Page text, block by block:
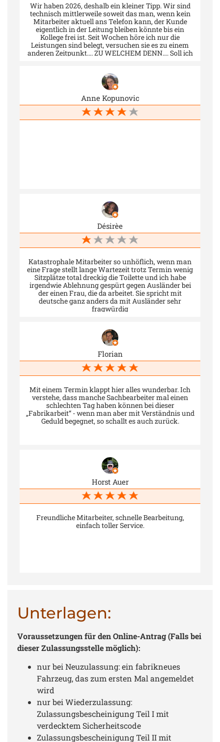
Wir haben 2026, deshalb ein kleiner Tipp. Wir sind
technisch mittlerweile soweit das man, wenn kein
Mitarbeiter aktuell ans Telefon kann, der Kunde
eigentlich in der Leitung bleiben könnte bis ein
Kollege frei ist. Seit Wochen höre ich nur die
Leistungen sind belegt, versuchen sie es zu einem
anderen Zeitpunkt…. ZU WELCHEM DENN…. Soll ich
NACHTRAG: auch schön zu sehen wie hier auf 5
Sterne Bewertungen reagiert wird, aber nicht auf die
schlechten.
Anne Kopunovic
Désirèe
Katastrophale Mitarbeiter so unhöflich, wenn man
eine Frage stellt lange Wartezeit trotz Termin wenig
Sitzplätze total dreckig die Toilette und ich habe
irgendwie Ablehnung gespürt gegen Ausländer bei
der einen Frau, die da arbeitet. Sie spricht mit
deutsche ganz anders da mit Ausländer sehr
fragwürdig
Florian
Mit einem Termin klappt hier alles wunderbar. Ich
verstehe, dass manche Sachbearbeiter mal einen
schlechten Tag haben können bei dieser
„Fabrikarbeit“ - wenn man aber mit Verständnis und
Geduld begegnet, so schallt es auch zurück.
Horst Auer
Freundliche Mitarbeiter, schnelle Bearbeitung,
einfach toller Service.
Unterlagen:
Voraussetzungen für den Online-Antrag (Falls bei
dieser Zulassungsstelle möglich):
nur bei Neuzulassung: ein fabrikneues
Fahrzeug, das zum ersten Mal angemeldet
wird
nur bei Wiederzulassung:
Zulassungsbescheinigung Teil I mit
verdecktem Sicherheitscode
Zulassungsbescheinigung Teil II mit